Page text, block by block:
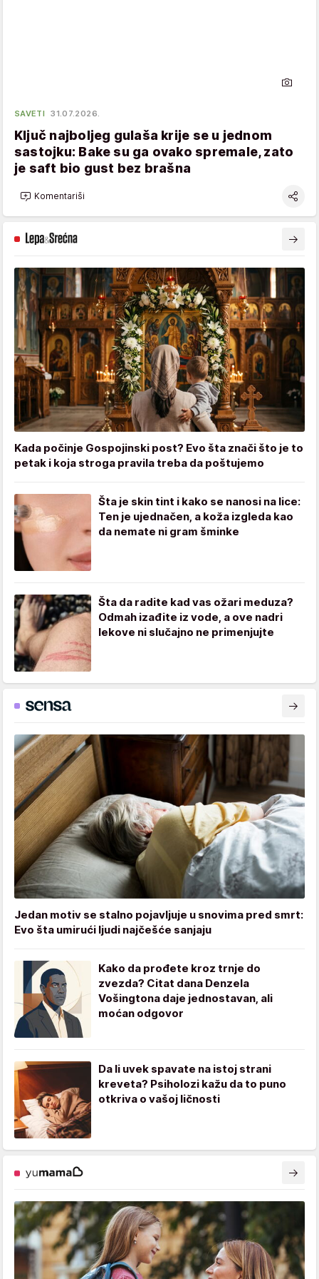
SAVETI 31.07.2026.
Ključ najboljeg gulaša krije se u jednom
sastojku: Bake su ga ovako spremale, zato
je saft bio gust bez brašna
Komentariši
Kada počinje Gospojinski post? Evo šta znači što je to
petak i koja stroga pravila treba da poštujemo
Šta je skin tint i kako se nanosi na lice:
Ten je ujednačen, a koža izgleda kao
da nemate ni gram šminke
Šta da radite kad vas ožari meduza?
Odmah izađite iz vode, a ove nadri
lekove ni slučajno ne primenjujte
Jedan motiv se stalno pojavljuje u snovima pred smrt:
Evo šta umirući ljudi najčešće sanjaju
Kako da prođete kroz trnje do
zvezda? Citat dana Denzela
Vošingtona daje jednostavan, ali
moćan odgovor
Da li uvek spavate na istoj strani
kreveta? Psiholozi kažu da to puno
otkriva o vašoj ličnosti